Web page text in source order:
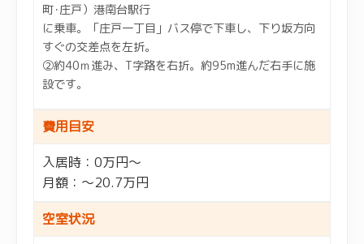
町･庄戸）港南台駅行
に乗車。「庄戸一丁目」バス停で下車し、下り坂方向
すぐの交差点を左折。
②約40ｍ進み、T字路を右折。約95m進んだ右手に施
設です。
費用目安
入居時：0万円～
月額：～20.7万円
空室状況